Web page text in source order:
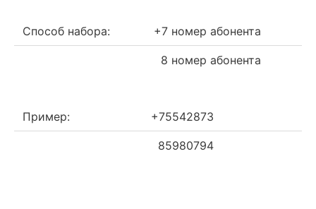
Способ набора: +7 номер абонента
8 номер абонента
Пример: +75542873
85980794